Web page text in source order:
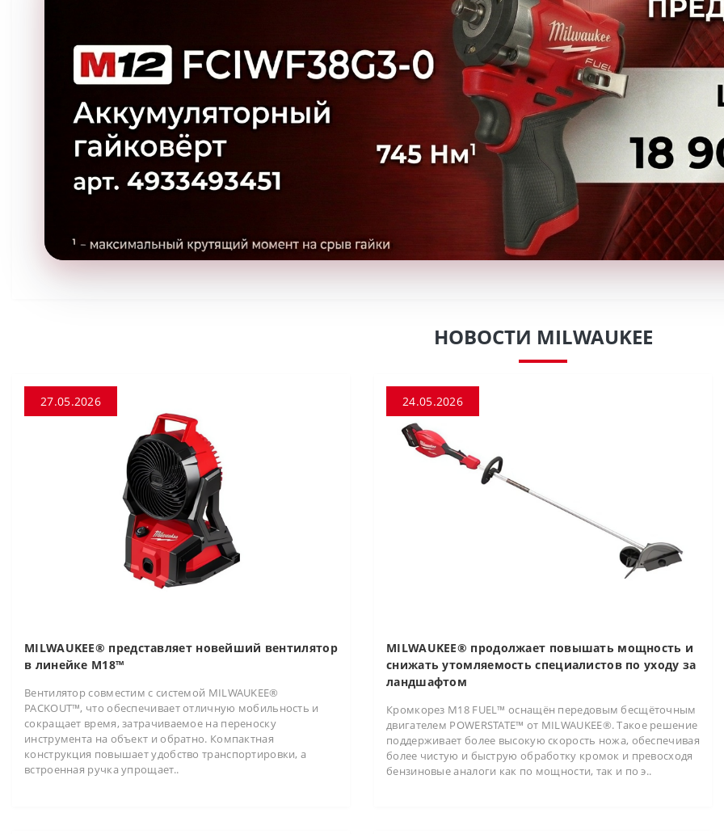
НОВОСТИ MILWAUKEE
27.05.2026
MILWAUKEE® представляет новейший вентилятор
в линейке M18™
Вентилятор совместим с системой MILWAUKEE®
PACKOUT™, что обеспечивает отличную мобильность и
сокращает время, затрачиваемое на переноску
инструмента на объект и обратно. Компактная
конструкция повышает удобство транспортировки, а
встроенная ручка упрощает..
24.05.2026
MILWAUKEE® продолжает повышать мощность и
снижать утомляемость специалистов по уходу за
ландшафтом
Кромкорез M18 FUEL™ оснащён передовым бесщёточным
двигателем POWERSTATE™ от MILWAUKEE®. Такое решение
поддерживает более высокую скорость ножа, обеспечивая
более чистую и быструю обработку кромок и превосходя
бензиновые аналоги как по мощности, так и по э..